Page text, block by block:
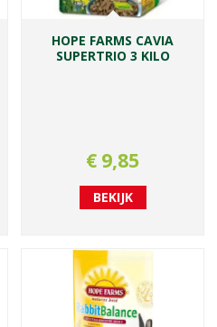
HOPE FARMS CAVIA
SUPERTRIO 3 KILO
€ 9,85
BEKIJK